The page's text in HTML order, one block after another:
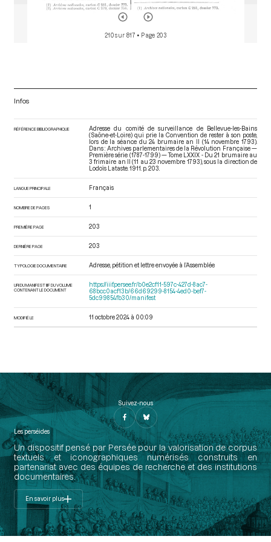
210 sur 817 • Page 203
Infos
RÉFÉRENCE BIBLIOGRAPHIQUE
Adresse du comité de surveillance de Bellevue-les-Bains
(Saône-et-Loire) qui prie la Convention de rester à son poste,
lors de la séance du 24 brumaire an II (14 novembre 1793).
Dans : Archives parlementaires de la Révolution Française —
Première série (1787-1799) — Tome LXXIX - Du 21 brumaire au
3 frimaire an II (11 au 23 novembre 1793), sous la direction de
Lodoïs Lataste. 1911. p. 203.
LANGUE PRINCIPALE Français
NOMBRE DE PAGES 1
PREMIÈRE PAGE 203
DERNIÈRE PAGE 203
TYPOLOGIE DOCUMENTAIRE Adresse, pétition et lettre envoyée à l’Assemblée
URI DU MANIFEST IIIF DU VOLUME
CONTENANT LE DOCUMENT
https://iiif.persee.fr/b0e2cf11-597c-427d-8ac7-
68bcc0acf13b/66d69299-8154-4ed0-bef7-
5dc99854fb30/manifest
MODIFIÉ LE 11 octobre 2024 à 00:09
Suivez-nous
Les perséides
Un dispositif pensé par Persée pour la valorisation de corpus
textuels et iconographiques numérisés construits en
partenariat avec des équipes de recherche et des institutions
documentaires.
En savoir plus